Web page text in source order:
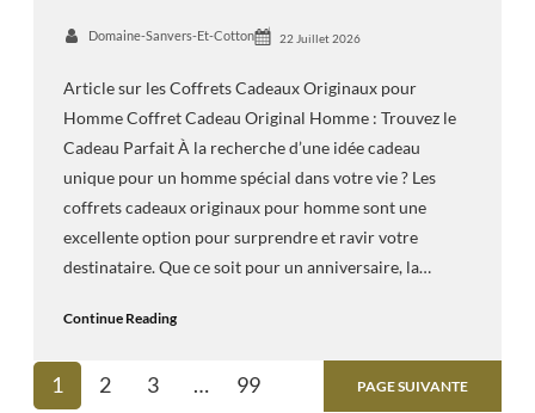
Domaine-Sanvers-Et-Cotton 22 Juillet 2026
Article sur les Coffrets Cadeaux Originaux pour
Homme Coffret Cadeau Original Homme : Trouvez le
Cadeau Parfait À la recherche d’une idée cadeau
unique pour un homme spécial dans votre vie ? Les
coffrets cadeaux originaux pour homme sont une
excellente option pour surprendre et ravir votre
destinataire. Que ce soit pour un anniversaire, la…
Continue Reading
1 2 3 … 99 PAGE SUIVANTE